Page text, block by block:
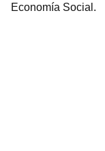
Economía Social.